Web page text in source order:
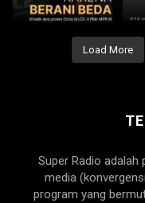
Load More
Super Radio adalah
media
program yang